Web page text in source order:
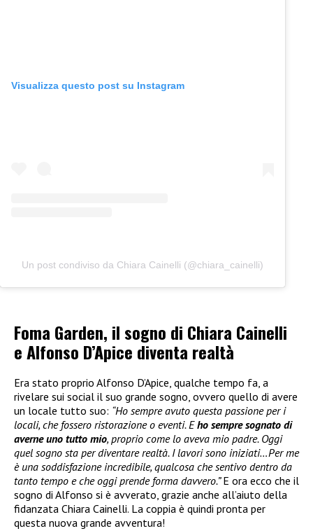
Visualizza questo post su Instagram
Un post condiviso da Chiara Cainelli (@chiara_cainelli)
Foma Garden, il sogno di Chiara Cainelli
e Alfonso D’Apice diventa realtà
Era stato proprio Alfonso D’Apice, qualche tempo fa, a
rivelare sui social il suo grande sogno, ovvero quello di avere
un locale tutto suo: “Ho sempre avuto questa passione per i
locali, che fossero ristorazione o eventi. Eho sempre sognato di
averne uno tutto mio, proprio come lo aveva mio padre. Oggi
quel sogno sta per diventare realtà. I lavori sono iniziati…Per me
è una soddisfazione incredibile, qualcosa che sentivo dentro da
tanto tempo e che oggi prende forma davvero.”E ora ecco che il
sogno di Alfonso si è avverato, grazie anche all’aiuto della
fidanzata Chiara Cainelli. La coppia è quindi pronta per
questa nuova grande avventura!